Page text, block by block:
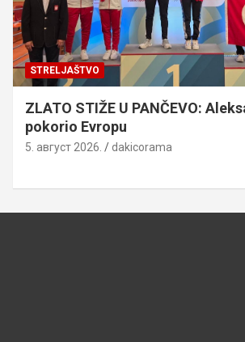
STRELJAŠTVO
ZLATO STIŽE U PANČEVO:
pokorio Evropu
5. август 2026. dakicorama